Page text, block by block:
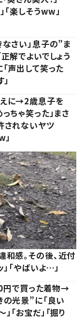
楽しそうww」
さい」息子の”ま
解でよいでしょう
声出して笑った
に→2歳息子を
ちゃ笑った」まさ
されないヤツ
感。その後、近付
「やばいよ…」
円で買った着物→
光景”に「良い
「お宝だ」「掘り